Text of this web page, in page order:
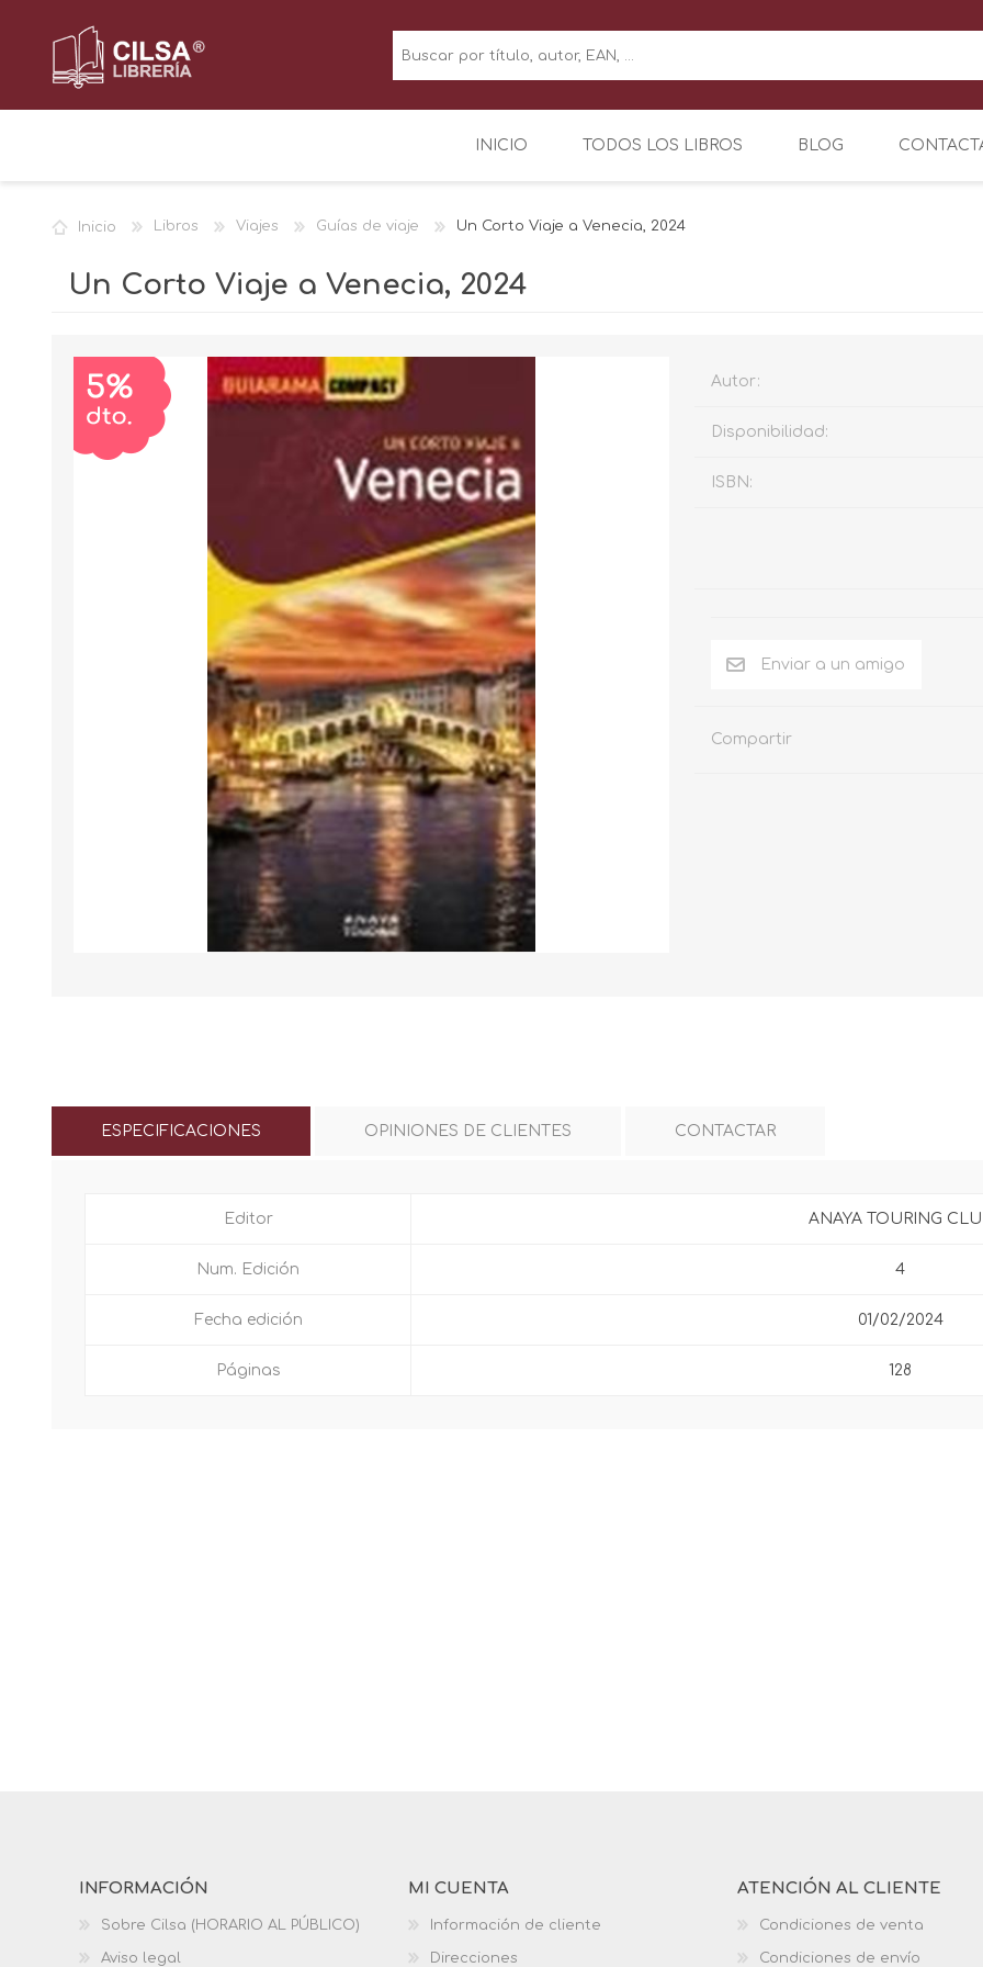
INICIO TODOS LOS LIBROS BLOG
Inicio Libros Viajes Guías de viaje Un Corto Viaje a Venecia, 2024
Un Corto Viaje a Venecia, 2024
Autor:
Disponibilidad:
ISBN:
Compartir
ESPECIFICACIONES OPINIONES DE CLIENTES CONTACTAR
Editor ANAYA TOURING
Num. Edición 4
Fecha edición 01/02/2024
Páginas 128
INFORMACIÓN
Sobre Cilsa (HORARIO AL PÚBLICO)
Aviso legal
MI CUENTA
Información de cliente
Direcciones
ATENCIÓN AL CLIENTE
Condiciones de venta
Condiciones de envío